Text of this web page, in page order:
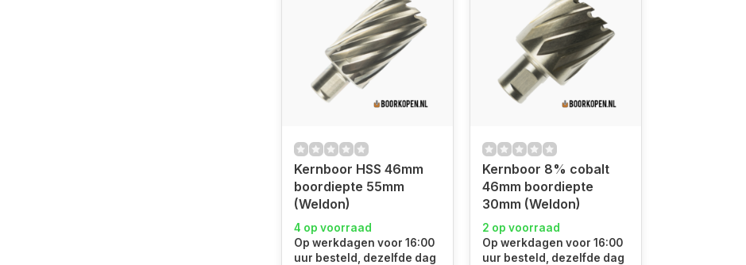
Kernboor HSS 46mm
boordiepte 55mm
(Weldon)
4 op voorraad
Op werkdagen voor 16:00
uur besteld, dezelfde dag
Kernboor 8% cobalt
46mm boordiepte
30mm (Weldon)
2 op voorraad
Op werkdagen voor 16:00
uur besteld, dezelfde dag